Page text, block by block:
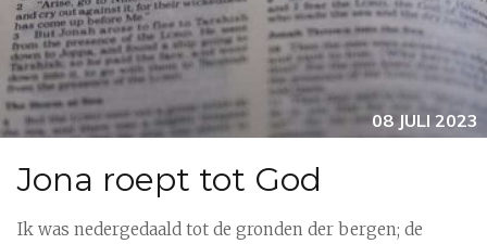
08 JULI 2023
Jona roept tot God
Ik was nedergedaald tot de gronden der bergen; de